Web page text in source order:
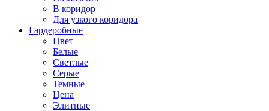
В коридор
Для узкого коридора
Гардеробные
Цвет
Белые
Светлые
Серые
Темные
Цена
Элитные